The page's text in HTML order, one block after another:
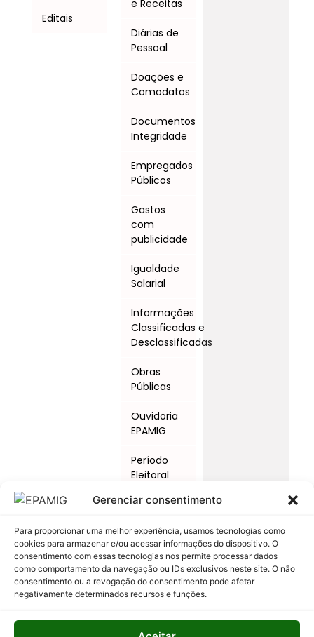
Gerenciar consentimento
Para proporcionar uma melhor experiência, usamos tecnologias como
cookies para armazenar e/ou acessar informações do dispositivo. O
consentimento com essas tecnologias nos permite processar dados
como comportamento da navegação ou IDs exclusivos neste site. O não
consentimento ou a revogação do consentimento pode afetar
negativamente determinados recursos e funções.
Editais
e Receitas
Diárias de
Pessoal
Doações e
Comodatos
Documentos
Integridade
Empregados
Públicos
Gastos
com
publicidade
Igualdade
Salarial
Informações
Classificadas e
Desclassificadas
Obras
Públicas
Ouvidoria
EPAMIG
Período
Eleitoral
Procedimentos
Programas
e Ações
Relatório
Atividades